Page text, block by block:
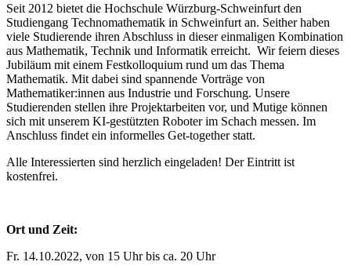
Seit 2012 bietet die Hochschule Würzburg-Schweinfurt den
Studiengang Technomathematik in Schweinfurt an. Seither haben
viele Studierende ihren Abschluss in dieser einmaligen Kombination
aus Mathematik, Technik und Informatik erreicht. Wir feiern dieses
Jubiläum mit einem Festkolloquium rund um das Thema
Mathematik. Mit dabei sind spannende Vorträge von
Mathematiker:innen aus Industrie und Forschung. Unsere
Studierenden stellen ihre Projektarbeiten vor, und Mutige können
sich mit unserem KI-gestützten Roboter im Schach messen. Im
Anschluss findet ein informelles Get-together statt.
Alle Interessierten sind herzlich eingeladen! Der Eintritt ist
kostenfrei.
Ort und Zeit:
Fr. 14.10.2022, von 15 Uhr bis ca. 20 Uhr